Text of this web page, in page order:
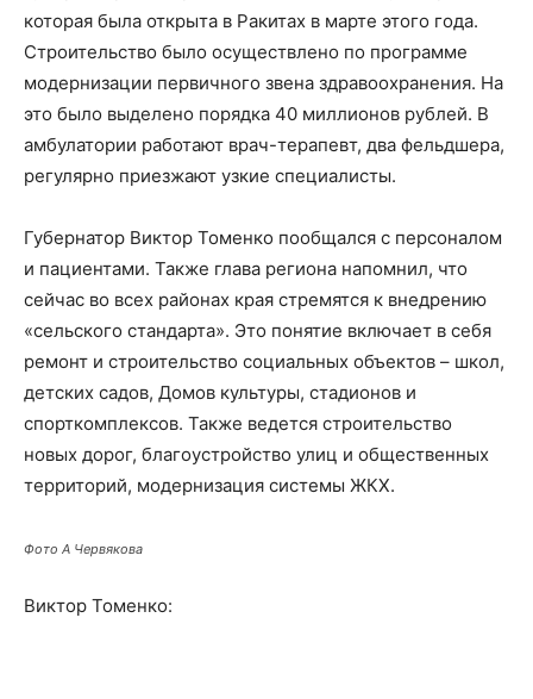
которая была открыта в Ракитах в марте этого года.
Строительство было осуществлено по программе
модернизации первичного звена здравоохранения. На
это было выделено порядка 40 миллионов рублей. В
амбулатории работают врач-терапевт, два фельдшера,
регулярно приезжают узкие специалисты.
Губернатор Виктор Томенко пообщался с персоналом
и пациентами. Также глава региона напомнил, что
сейчас во всех районах края стремятся к внедрению
«сельского стандарта». Это понятие включает в себя
ремонт и строительство социальных объектов – школ,
детских садов, Домов культуры, стадионов и
спорткомплексов. Также ведется строительство
новых дорог, благоустройство улиц и общественных
территорий, модернизация системы ЖКХ.
Фото А Червякова
Виктор Томенко: